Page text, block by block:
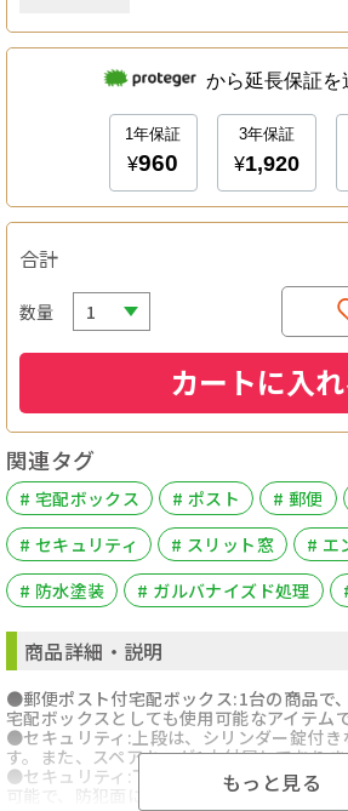
合計
数量
カートに入
関連タグ
# 宅配ボックス # ポスト # 郵便
# セキュリティ
# スリット窓
# エ
# 防水塗装
# ガルバナイズド処理
商品詳細・説明
●郵便ポスト付宅配ボックス:1台の商品で
宅配ボックスとしても使用可能なアイテムで
●セキュリティ:上段は、シリンダー錠付き
す。また、スペアキーが1本付属しており
●セキュリティ:下段は、プッシュキータイ
可能で、防犯面にも安心です。また、スペ
もっと見る